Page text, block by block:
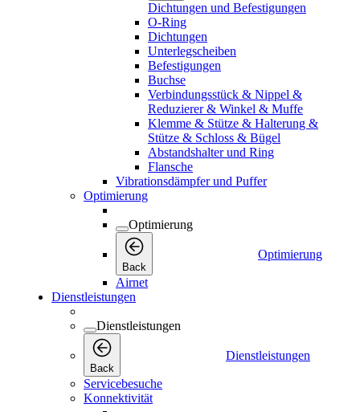
Dichtungen und Befestigungen
O-Ring
Dichtungen
Unterlegscheiben
Befestigungen
Buchse
Verbindungsstück & Nippel &
Reduzierer & Winkel & Muffe
Klemme & Stütze & Halterung &
Stütze & Schloss & Bügel
Abstandshalter und Ring
Flansche
Vibrationsdämpfer und Puffer
Optimierung
Optimierung
Back
Optimierung
Airnet
Dienstleistungen
Dienstleistungen
Back
Dienstleistungen
Servicebesuche
Konnektivität